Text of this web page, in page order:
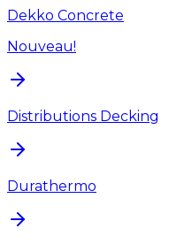
Dekko Concrete
Nouveau!
Distributions Decking
Durathermo